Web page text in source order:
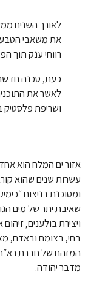
לאורך השנים
את משאבי הטבע
רווחי ענק תוך
כעת, סכנה
לאשר את
ושריפת פלסטיק
אזור ים המלח הוא
עשרות שנים שהוא
ומסוכנת בניצוח
שאיבת יתר של מים
ויצירת בולענים,
בחי, בצומח ובאדם,
המזהם של חברת
מדבר יהודה.